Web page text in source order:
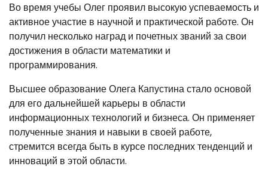
Во время учебы Олег проявил высокую успеваемость и
активное участие в научной и практической работе. Он
получил несколько наград и почетных званий за свои
достижения в области математики и
программирования.
Высшее образование Олега Капустина стало основой
для его дальнейшей карьеры в области
информационных технологий и бизнеса. Он применяет
полученные знания и навыки в своей работе,
стремится всегда быть в курсе последних тенденций и
инноваций в этой области.